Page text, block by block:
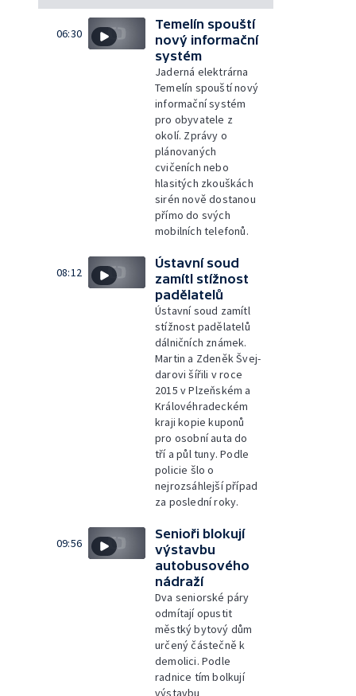
06:30
Temelín spouští
nový informační
systém
Jaderná elektrárna
Temelín spouští nový
informační systém
pro obyvatele z
okolí. Zprávy o
plánovaných
cvičeních nebo
hlasitých zkouškách
sirén nově dostanou
přímo do svých
mobilních telefonů.
08:12
Ústavní soud
zamítl stížnost
padělatelů
Ústavní soud zamítl
stížnost padělatelů
dálničních známek.
Martin a Zdeněk Švej-
darovi šířili v roce
2015 v Plzeňském a
Královéhradeckém
kraji kopie kuponů
pro osobní auta do
tří a půl tuny. Podle
policie šlo o
nejrozsáhlejší případ
za poslední roky.
09:56
Senioři blokují
výstavbu
autobusového
nádraží
Dva seniorské páry
odmítají opustit
městký bytový dům
určený částečně k
demolici. Podle
radnice tím bolkují
výstavbu